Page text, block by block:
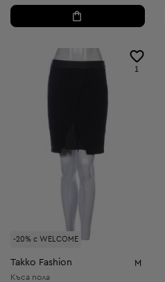
-20% с WELCOME
1
Takko Fashion M
Къса пола